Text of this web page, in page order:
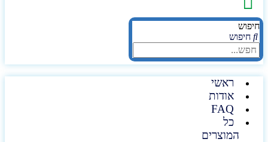
חיפוש
ראשי
אודות
FAQ
כל
המוצרים